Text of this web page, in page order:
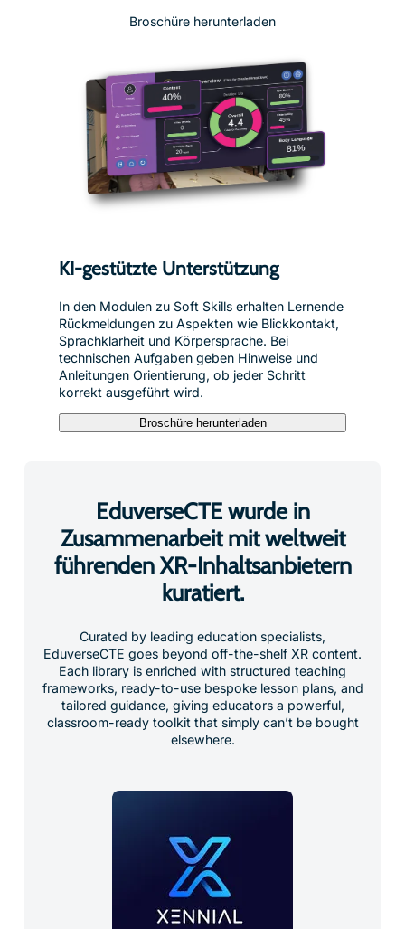
Broschüre herunterladen
KI-gestützte Unterstützung
In den Modulen zu Soft Skills erhalten Lernende
Rückmeldungen zu Aspekten wie Blickkontakt,
Sprachklarheit und Körpersprache. Bei
technischen Aufgaben geben Hinweise und
Anleitungen Orientierung, ob jeder Schritt
korrekt ausgeführt wird.
Broschüre herunterladen
EduverseCTE wurde in
Zusammenarbeit mit weltweit
führenden XR-Inhaltsanbietern
kuratiert.
Curated by leading education specialists,
EduverseCTE goes beyond off-the-shelf XR content.
Each library is enriched with structured teaching
frameworks, ready-to-use bespoke lesson plans, and
tailored guidance, giving educators a powerful,
classroom-ready toolkit that simply can’t be bought
elsewhere.